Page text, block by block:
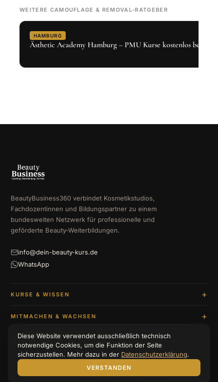
WEITERE CAMOUFLAGE & REMOVAL-RATGEBER
HAMBURG
Ästhetic Academy Hamburg – PMU Kurse kostenlos bei
BeautyBusiness360 verbindet Kosmetikstudios,
Fachdozentinnen und Bildungspartner zu einem
bundesweiten Netzwerk für professionelle und
geförderte Beauty-Weiterbildungen.
info@dein-beauty-kurs.de
WhatsApp
KURSE & WISSEN
MITMACHEN & WACHSEN
UNTERNEHMEN & BERATUNG
© 2026 BeautyBusiness360ImpressumDatenschutzerklärung
Diese Website verwendet ausschließlich technisch
notwendige Cookies, um die Funktion der Seite
sicherzustellen. Mehr dazu in der Datenschutzerklärung.
VERSTANDEN